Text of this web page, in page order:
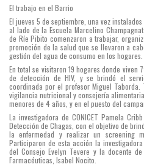
El trabajo en el Barrio
El jueves 5 de septiembre, una vez
al lado de la Escuela Marcelino
de Ríe Pibito comenzaron a trabajar,
promoción de la salud que se llevaron a
gestión del agua de consumo en los hogares.
En total se visitaron 19 hogares donde viven
de detección de HIV, y se brindó el
coordinada por el profesor Miguel
vigilancia nutricional y consejería
menores de 4 años, y en el puesto del
La investigadora de CONICET Pamela
Detección de Chagas, con el objetivo de
la enfermedad y realizar un screening
Participaron de esta acción la
del Consejo Evelyn Tevere y la docente
Farmacéuticas, Isabel Nocito.